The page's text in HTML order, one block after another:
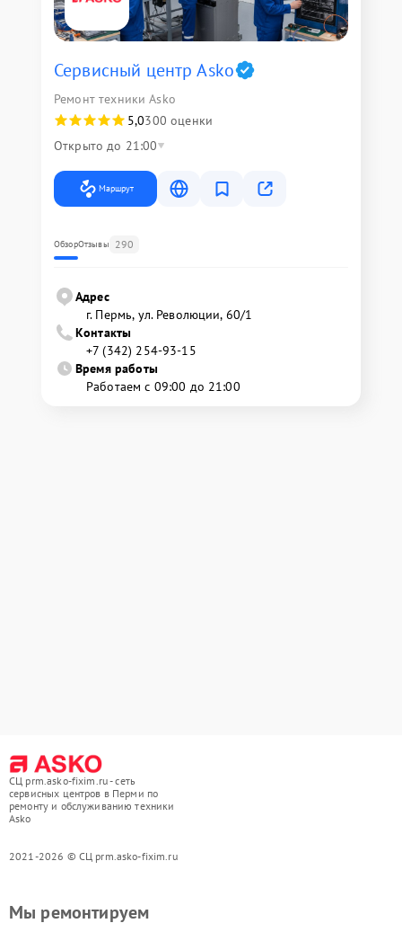
Сервисный центр Asko
Ремонт техники Asko
5,0300 оценки
Открыто до 21:00
Маршрут
ОбзорОтзывы 290
Адрес
г. Пермь, ул. ​Революции, 60/1
Контакты
+7 (342) 254-93-15
Время работы
Работаем с 09:00 до 21:00
СЦ prm.asko-fixim.ru - сеть
сервисных центров в Перми по
ремонту и обслуживанию техники
Asko
2021-2026 © СЦ prm.asko-fixim.ru
Мы ремонтируем